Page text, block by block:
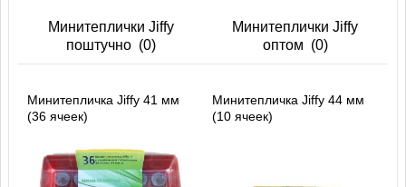
Минитеплички Jiffy
поштучно(0)
Минитеплички Jiffy
оптом (0)
Минитепличка Jiffy 41 мм
(36 ячеек)
Минитепличка Jiffy 44 мм
(10 ячеек)